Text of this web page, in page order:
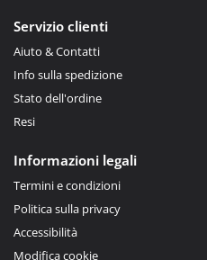
Servizio clienti
Aiuto & Contatti
Info sulla spedizione
Stato dell'ordine
Resi
Informazioni legali
Termini e condizioni
Politica sulla privacy
Accessibilità
Modifica cookie